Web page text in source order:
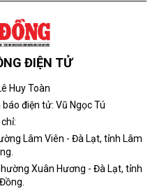
ĐIỆN TỬ
Huy Toàn
điện tử: Vũ Ngọc Tú
Lâm Viên - Đà Lạt, tỉnh Lâm
Xuân Hương - Đà Lạt, tỉnh